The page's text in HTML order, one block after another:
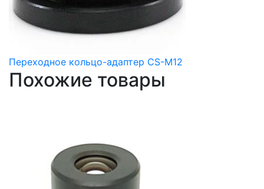
Переходное кольцо-адаптер CS-M12
Похожие товары